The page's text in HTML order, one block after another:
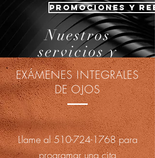
Promociones y
Nuestros
servicios y
marcas
Aquí en East Bay Optical,
podemos ayudarlo con
todas sus necesidades de
visión.
EXÁMENES INTEGRALES
DE OJOS
Llame al510-724-1768para
programar una cita